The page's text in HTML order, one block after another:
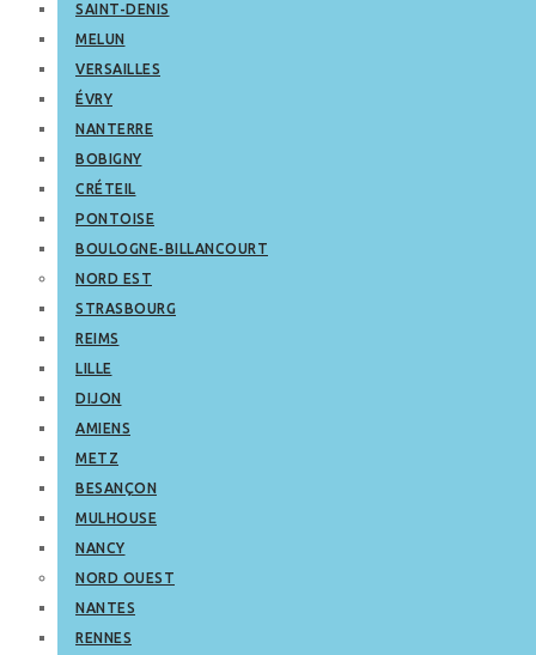
SAINT-DENIS
MELUN
VERSAILLES
ÉVRY
NANTERRE
BOBIGNY
CRÉTEIL
PONTOISE
BOULOGNE-BILLANCOURT
NORD EST
STRASBOURG
REIMS
LILLE
DIJON
AMIENS
METZ
BESANÇON
MULHOUSE
NANCY
NORD OUEST
NANTES
RENNES